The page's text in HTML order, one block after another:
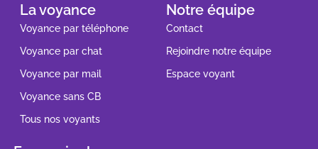
La voyance
Voyance par téléphone
Voyance par chat
Voyance par mail
Voyance sans CB
Tous nos voyants
Notre équipe
Contact
Rejoindre notre équipe
Espace voyant